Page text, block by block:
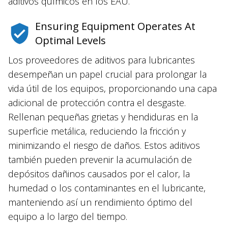
Ensuring Equipment Operates At
Optimal Levels
Los proveedores de aditivos para lubricantes
desempeñan un papel crucial para prolongar la
vida útil de los equipos, proporcionando una capa
adicional de protección contra el desgaste.
Rellenan pequeñas grietas y hendiduras en la
superficie metálica, reduciendo la fricción y
minimizando el riesgo de daños. Estos aditivos
también pueden prevenir la acumulación de
depósitos dañinos causados ​​por el calor, la
humedad o los contaminantes en el lubricante,
manteniendo así un rendimiento óptimo del
equipo a lo largo del tiempo.